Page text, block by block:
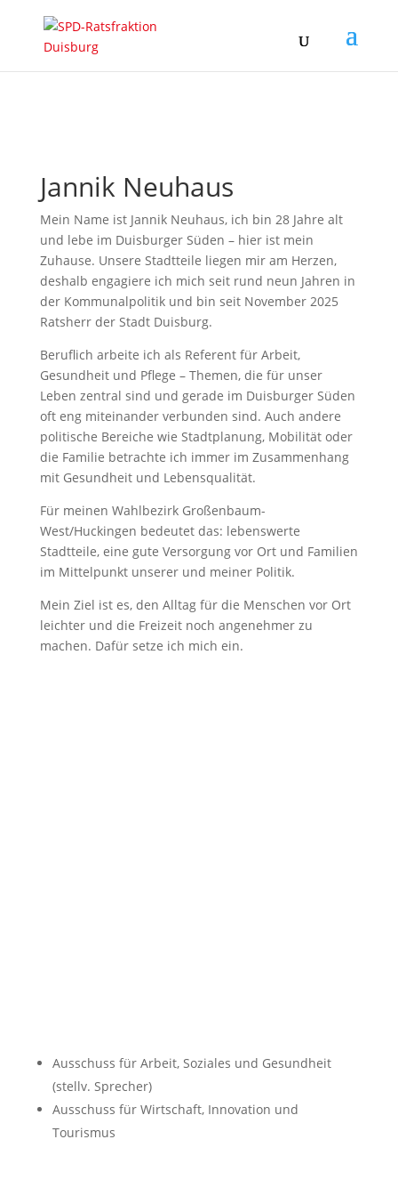
Jannik Neuhaus
Mein Name ist Jannik Neuhaus, ich bin 28 Jahre alt
und lebe im Duisburger Süden – hier ist mein
Zuhause. Unsere Stadtteile liegen mir am Herzen,
deshalb engagiere ich mich seit rund neun Jahren in
der Kommunalpolitik und bin seit November 2025
Ratsherr der Stadt Duisburg.
Beruflich arbeite ich als Referent für Arbeit,
Gesundheit und Pflege – Themen, die für unser
Leben zentral sind und gerade im Duisburger Süden
oft eng miteinander verbunden sind. Auch andere
politische Bereiche wie Stadtplanung, Mobilität oder
die Familie betrachte ich immer im Zusammenhang
mit Gesundheit und Lebensqualität.
Für meinen Wahlbezirk Großenbaum-
West/Huckingen bedeutet das: lebenswerte
Stadtteile, eine gute Versorgung vor Ort und Familien
im Mittelpunkt unserer und meiner Politik.
Mein Ziel ist es, den Alltag für die Menschen vor Ort
leichter und die Freizeit noch angenehmer zu
machen. Dafür setze ich mich ein.
Ausschuss für Arbeit, Soziales und Gesundheit
(stellv. Sprecher)
Ausschuss für Wirtschaft, Innovation und
Tourismus